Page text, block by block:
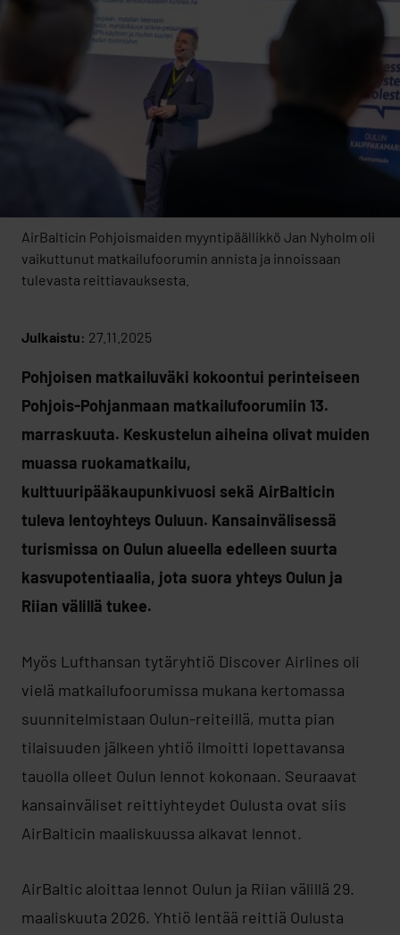
AirBalticin Pohjoismaiden myyntipäällikkö Jan Nyholm oli
vaikuttunut matkailufoorumin annista ja innoissaan
tulevasta reittiavauksesta.
Julkaistu: 27.11.2025
Pohjoisen matkailuväki kokoontui perinteiseen
Pohjois-Pohjanmaan matkailufoorumiin 13.
marraskuuta. Keskustelun aiheina olivat muiden
muassa ruokamatkailu,
kulttuuripääkaupunkivuosi sekä AirBalticin
tuleva lentoyhteys Ouluun. Kansainvälisessä
turismissa on Oulun alueella edelleen suurta
kasvupotentiaalia, jota suora yhteys Oulun ja
Riian välillä tukee.
Myös Lufthansan tytäryhtiö Discover Airlines oli
vielä matkailufoorumissa mukana kertomassa
suunnitelmistaan Oulun-reiteillä, mutta pian
tilaisuuden jälkeen yhtiö ilmoitti lopettavansa
tauolla olleet Oulun lennot kokonaan. Seuraavat
kansainväliset reittiyhteydet Oulusta ovat siis
AirBalticin maaliskuussa alkavat lennot.
AirBaltic aloittaa lennot Oulun ja Riian välillä 29.
maaliskuuta 2026. Yhtiö lentää reittiä Oulusta